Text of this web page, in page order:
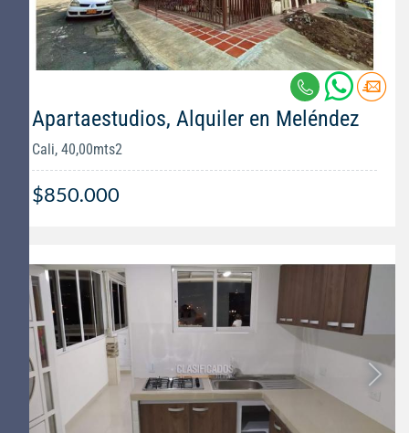
Apartaestudios, Alquiler en Meléndez
Cali, 40,00mts2
$850.000